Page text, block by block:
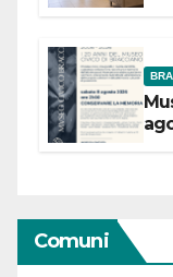
Comuni